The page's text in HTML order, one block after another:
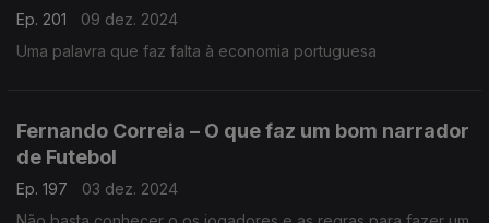
Ep. 201
09 dez. 2024
Uma palavra que faz falta à economia portuguesa
Fernando Correia – O que faz um bom narrador
de Futebol
Ep. 197
03 dez. 2024